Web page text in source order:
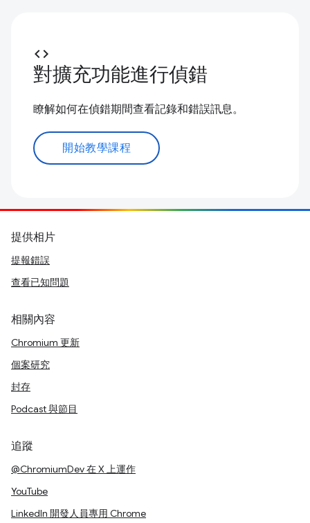
code
對擴充功能進行偵錯
瞭解如何在偵錯期間查看記錄和錯誤訊息。
開始教學課程
提供相片
提報錯誤
查看已知問題
相關內容
Chromium 更新
個案研究
封存
Podcast 與節目
追蹤
@ChromiumDev 在 X 上運作
YouTube
LinkedIn 開發人員專用 Chrome